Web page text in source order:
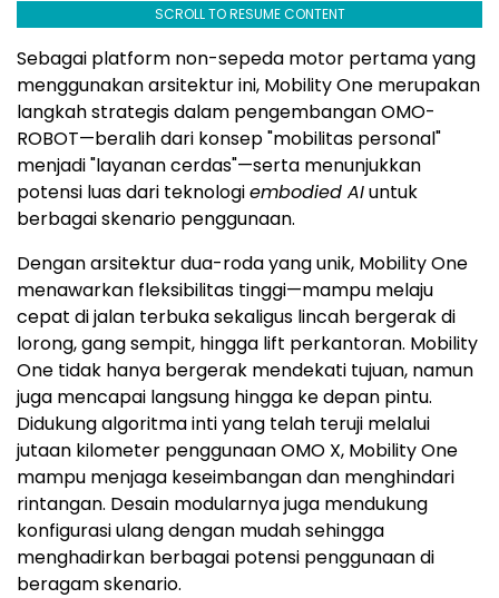
SCROLL TO RESUME CONTENT
Sebagai platform non-sepeda motor pertama yang
menggunakan arsitektur ini, Mobility One merupakan
langkah strategis dalam pengembangan OMO-
ROBOT—beralih dari konsep "mobilitas personal"
menjadi "layanan cerdas"—serta menunjukkan
potensi luas dari teknologiembodied AIuntuk
berbagai skenario penggunaan.
Dengan arsitektur dua-roda yang unik, Mobility One
menawarkan fleksibilitas tinggi—mampu melaju
cepat di jalan terbuka sekaligus lincah bergerak di
lorong, gang sempit, hingga lift perkantoran. Mobility
One tidak hanya bergerak mendekati tujuan, namun
juga mencapai langsung hingga ke depan pintu.
Didukung algoritma inti yang telah teruji melalui
jutaan kilometer penggunaan OMO X, Mobility One
mampu menjaga keseimbangan dan menghindari
rintangan. Desain modularnya juga mendukung
konfigurasi ulang dengan mudah sehingga
menghadirkan berbagai potensi penggunaan di
beragam skenario.